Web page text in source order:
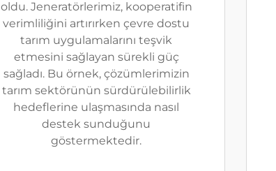
oldu. Jeneratörlerimiz, kooperatifin
verimliliğini artırırken çevre dostu
tarım uygulamalarını teşvik
etmesini sağlayan sürekli güç
sağladı. Bu örnek, çözümlerimizin
tarım sektörünün sürdürülebilirlik
hedeflerine ulaşmasında nasıl
destek sunduğunu
göstermektedir.